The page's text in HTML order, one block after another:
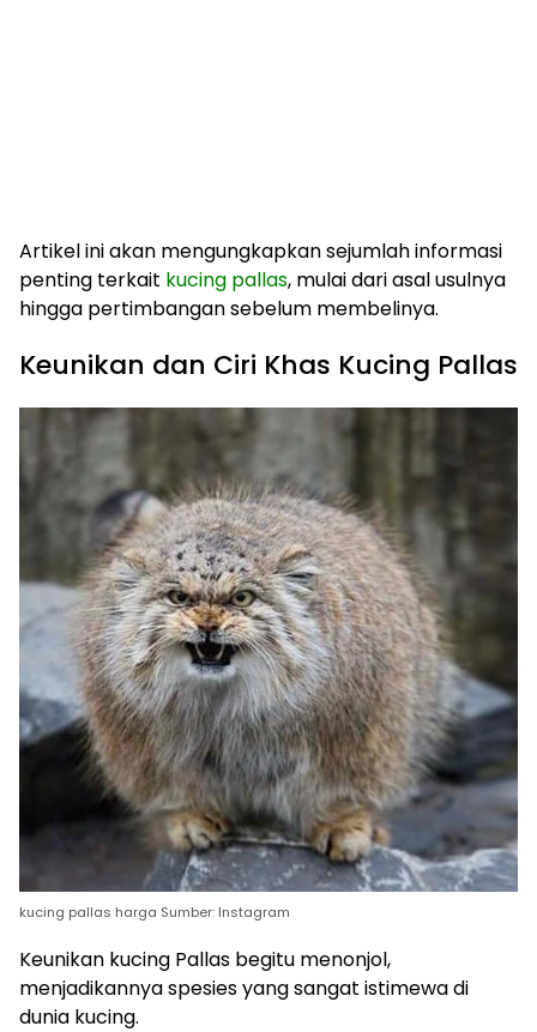
Artikel ini akan mengungkapkan sejumlah informasi
penting terkait kucing pallas, mulai dari asal usulnya
hingga pertimbangan sebelum membelinya.
Keunikan dan Ciri Khas Kucing Pallas
kucing pallas harga Sumber: Instagram
Keunikan kucing Pallas begitu menonjol,
menjadikannya spesies yang sangat istimewa di
dunia kucing.